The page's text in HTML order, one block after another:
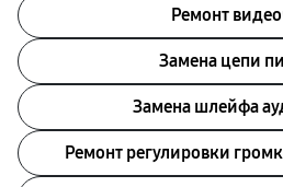
Ремонт
Замена цепи
Замена шлейфа
Ремонт регулировки